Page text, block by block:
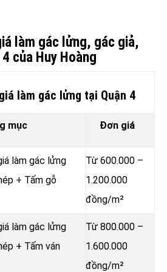
làm gác lửng, gác giả,
của Huy Hoàng
làm gác lửng tại Quận 4
mục Đơn giá
làm gác lửng
+ Tấm gỗ
Từ 600.000 –
1.200.000
đồng/m²
làm gác lửng
+ Tấm ván
Từ 800.000 –
1.600.000
đồng/m²